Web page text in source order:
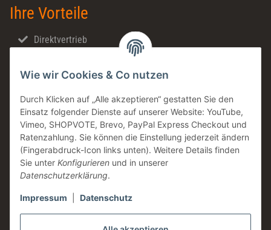
Wie wir Cookies & Co nutzen
Durch Klicken auf „Alle akzeptieren“ gestatten Sie den
Einsatz folgender Dienste auf unserer Website: YouTube,
Vimeo, SHOPVOTE, Brevo, PayPal Express Checkout und
Ratenzahlung. Sie können die Einstellung jederzeit ändern
(Fingerabdruck-Icon links unten). Weitere Details finden
Sie unter Konfigurieren und in unserer
Datenschutzerklärung.
Impressum Datenschutz
Ihre Vorteile
Direktvertrieb
Made in Germany
Familienunternehmen
Zahntechnische Beratung
DE & AT Versandkostenfrei ab 200 € / netto
Informationen
Rechtliches